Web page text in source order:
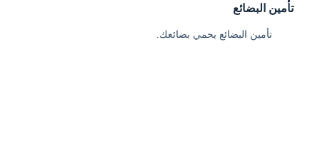
تأمين البضائع
تأمين البضائع يحمي بضائعك.